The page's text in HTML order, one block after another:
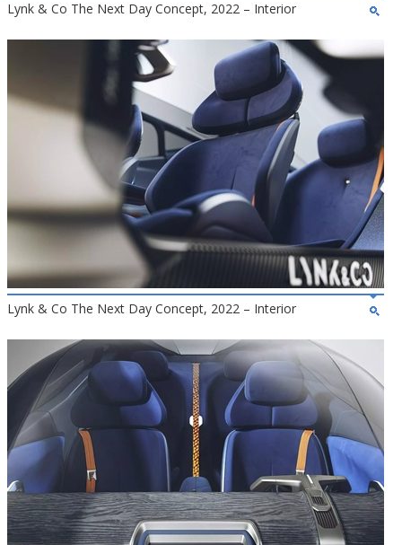
Lynk & Co The Next Day Concept, 2022 – Interior
Lynk & Co The Next Day Concept, 2022 – Interior